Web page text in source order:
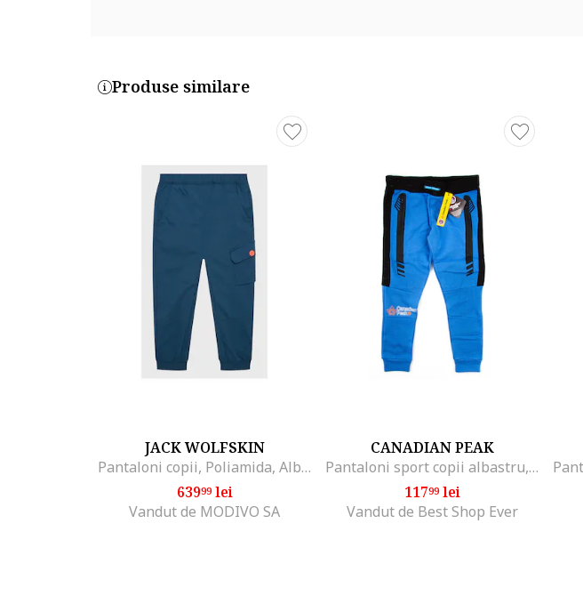
Produse similare
JACK WOLFSKIN
Pantaloni copii, Poliamida, Albastru, Albastru
63999lei
Vandut de MODIVO SA
CANADIAN PEAK
Pantaloni sport copii albastru, confortabili, din bumbac, set nou
11799lei
Vandut de Best Shop Ever